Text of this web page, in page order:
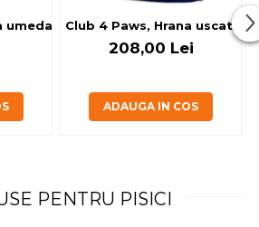
umeda caini - cu miel, set 5+1, 6x80 g
Club 4 Paws, Hrana uscata
208,00 Lei
ADAUGA IN COS
PENTRU PISICI